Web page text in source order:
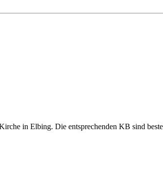
in Elbing. Die entsprechenden KB sind